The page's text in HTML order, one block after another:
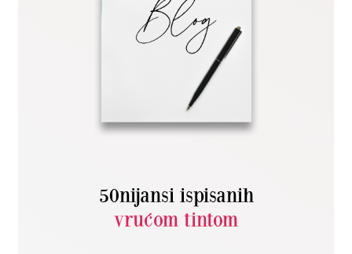
50nijansi ispisanih
vrućom tintom